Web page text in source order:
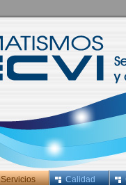
Servicios Calidad